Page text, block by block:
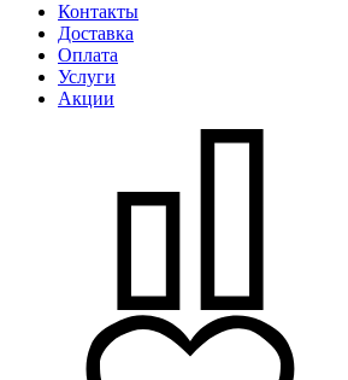
Контакты
Доставка
Оплата
Услуги
Акции